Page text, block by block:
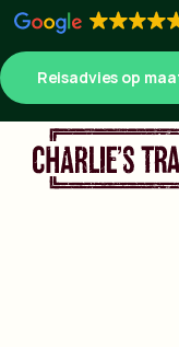
Reisadvies op